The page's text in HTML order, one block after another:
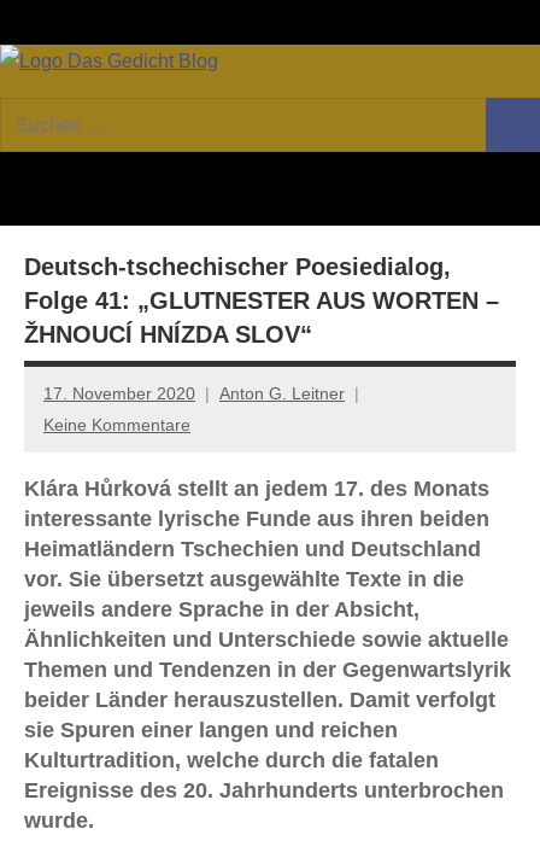
Inhalt
GEDICHT
Forum
von
Lyrik,
Essay
Suchen
nach:
Deutsch-tschechischer Poesiedialog,
Folge 41: „GLUTNESTER AUS WORTEN –
ŽHNOUCÍ HNÍZDA SLOV“
17. November 2020
Anton G. Leitner
Keine Kommentare
Klára Hůrková stellt an jedem 17. des Monats
interessante lyrische Funde aus ihren beiden
Heimatländern Tschechien und Deutschland
vor. Sie übersetzt ausgewählte Texte in die
jeweils andere Sprache in der Absicht,
Ähnlichkeiten und Unterschiede sowie aktuelle
Themen und Tendenzen in der Gegenwartslyrik
beider Länder herauszustellen. Damit verfolgt
sie Spuren einer langen und reichen
Kulturtradition, welche durch die fatalen
Ereignisse des 20. Jahrhunderts unterbrochen
wurde.